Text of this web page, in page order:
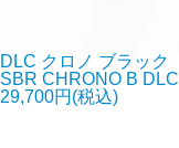
DLC クロノ ブラック
SBR CHRONO B DLC
29,700円(税込)